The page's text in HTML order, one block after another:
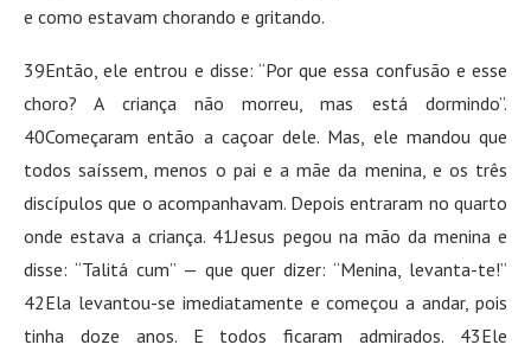
e como estavam chorando e gritando.
39Então, ele entrou e disse: “Por que essa confusão e esse
choro? A criança não morreu, mas está dormindo”.
40Começaram então a caçoar dele. Mas, ele mandou que
todos saíssem, menos o pai e a mãe da menina, e os três
discípulos que o acompanhavam. Depois entraram no quarto
onde estava a criança. 41Jesus pegou na mão da menina e
disse: “Talitá cum” — que quer dizer: “Menina, levanta-te!”
42Ela levantou-se imediatamente e começou a andar, pois
tinha doze anos. E todos ficaram admirados. 43Ele